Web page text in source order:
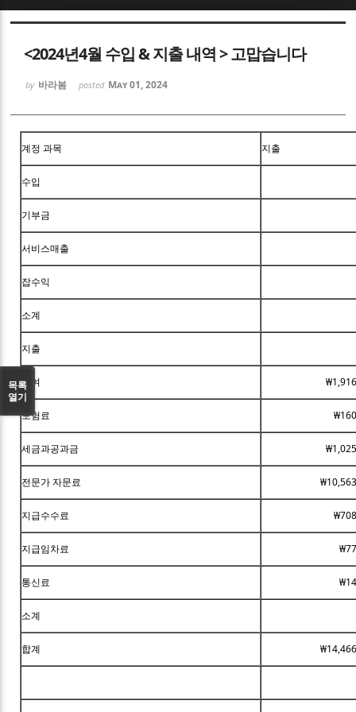
<2024년4월 수입 & 지출 내역 > 고맙습니다
by 바라봄 posted May 01, 2024
계정 과목 지출
수입
기부금
서비스매출
잡수익
소계
지출
급여
보험료
세금과공과금
전문가 자문료
지급수수료
지급임차료
통신료
소계
합계
목록
열기
Sketchbook5, 스케치북5
Sketchbook5, 스케치북5